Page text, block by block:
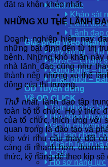
Lãnh đạo
Khảo sát
Lãnh đạo
Lãnh đạo
Giải pháp theo ngành
Xây dựng – Hạ
Dược – Chăm
Công nghệ –
Phân phối –
OD Tuyển dụng
Về OD CLICK
Tầm nhìn và
Hội đồng
Giá trị chuyển
Tại sao chọn
Khách hàng và
CSR
Hồ sơ năng lực
đặt ra khôn khéo nhất.
NHỮNG XU THẾ LÃNH
Doanh nghiệp hiện nay
những bất định đến từ thị
bệnh. Những khó khăn
nhà lãnh đạo cũng như
thành nên những xu thế
động của thị trường.
Thứ nhất, lãnh đạo tập
toàn bộ tổ chức. Họ ý thức
của tổ chức, thích ứng với
quan trọng là đào tạo và
kịp với nhu cầu thay đổi
càng đi nhanh hơn, doanh
thức, kỹ năng để theo kịp sẽ